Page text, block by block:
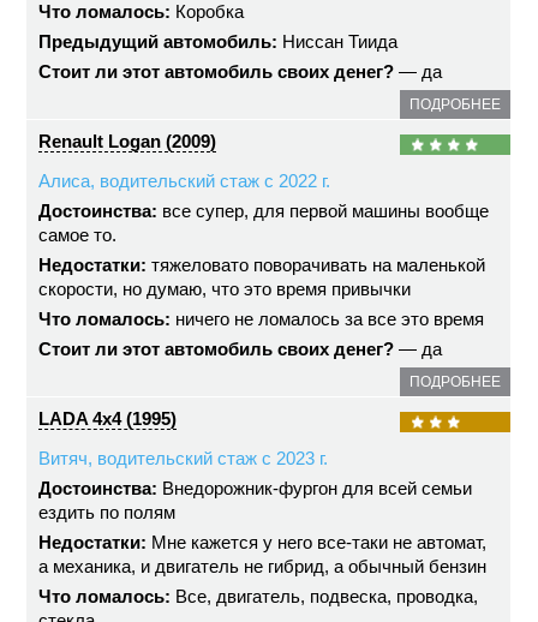
Что ломалось: Коробка
Предыдущий автомобиль: Ниссан Тиида
Стоит ли этот автомобиль своих денег? — да
ПОДРОБНЕЕ
Renault Logan (2009)
Алиса, водительский стаж с 2022 г.
Достоинства: все супер, для первой машины вообще
самое то.
Недостатки: тяжеловато поворачивать на маленькой
скорости, но думаю, что это время привычки
Что ломалось: ничего не ломалось за все это время
Стоит ли этот автомобиль своих денег? — да
ПОДРОБНЕЕ
LADA 4x4 (1995)
Витяч, водительский стаж с 2023 г.
Достоинства: Внедорожник-фургон для всей семьи
ездить по полям
Недостатки: Мне кажется у него все-таки не автомат,
а механика, и двигатель не гибрид, а обычный бензин
Что ломалось: Все, двигатель, подвеска, проводка,